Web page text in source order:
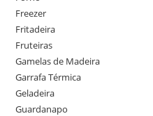
Freezer
Fritadeira
Fruteiras
Gamelas de Madeira
Garrafa Térmica
Geladeira
Guardanapo